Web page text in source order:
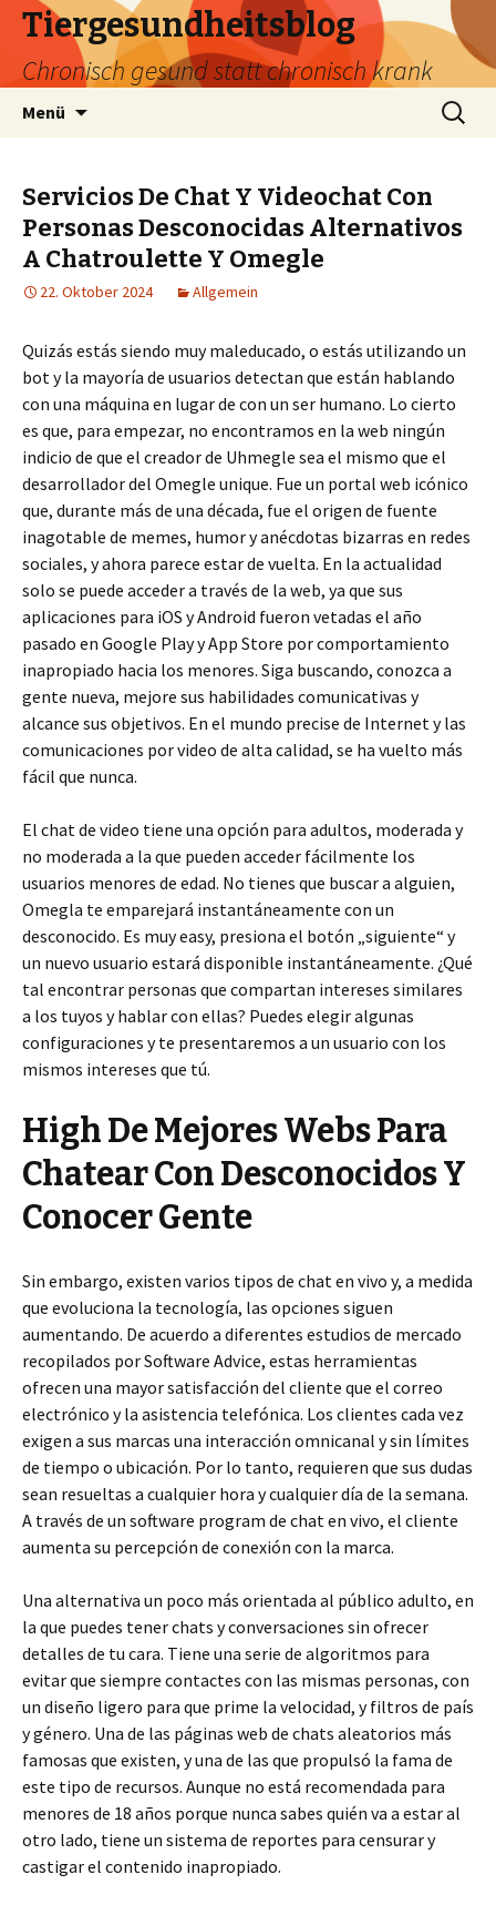
Tiergesundheitsblog
Chronisch gesund statt chronisch krank
Menü
Suchen
nach:
Servicios De Chat Y Videochat Con
Personas Desconocidas Alternativos
A Chatroulette Y Omegle
22. Oktober 2024 Allgemein
Quizás estás siendo muy maleducado, o estás utilizando un
bot y la mayoría de usuarios detectan que están hablando
con una máquina en lugar de con un ser humano. Lo cierto
es que, para empezar, no encontramos en la web ningún
indicio de que el creador de Uhmegle sea el mismo que el
desarrollador del Omegle unique. Fue un portal web icónico
que, durante más de una década, fue el origen de fuente
inagotable de memes, humor y anécdotas bizarras en redes
sociales, y ahora parece estar de vuelta. En la actualidad
solo se puede acceder a través de la web, ya que sus
aplicaciones para iOS y Android fueron vetadas el año
pasado en Google Play y App Store por comportamiento
inapropiado hacia los menores. Siga buscando, conozca a
gente nueva, mejore sus habilidades comunicativas y
alcance sus objetivos. En el mundo precise de Internet y las
comunicaciones por video de alta calidad, se ha vuelto más
fácil que nunca.
El chat de video tiene una opción para adultos, moderada y
no moderada a la que pueden acceder fácilmente los
usuarios menores de edad. No tienes que buscar a alguien,
Omegla te emparejará instantáneamente con un
desconocido. Es muy easy, presiona el botón „siguiente“ y
un nuevo usuario estará disponible instantáneamente. ¿Qué
tal encontrar personas que compartan intereses similares
a los tuyos y hablar con ellas? Puedes elegir algunas
configuraciones y te presentaremos a un usuario con los
mismos intereses que tú.
High De Mejores Webs Para
Chatear Con Desconocidos Y
Conocer Gente
Sin embargo, existen varios tipos de chat en vivo y, a medida
que evoluciona la tecnología, las opciones siguen
aumentando. De acuerdo a diferentes estudios de mercado
recopilados por Software Advice, estas herramientas
ofrecen una mayor satisfacción del cliente que el correo
electrónico y la asistencia telefónica. Los clientes cada vez
exigen a sus marcas una interacción omnicanal y sin límites
de tiempo o ubicación. Por lo tanto, requieren que sus dudas
sean resueltas a cualquier hora y cualquier día de la semana.
A través de un software program de chat en vivo, el cliente
aumenta su percepción de conexión con la marca.
Una alternativa un poco más orientada al público adulto, en
la que puedes tener chats y conversaciones sin ofrecer
detalles de tu cara. Tiene una serie de algoritmos para
evitar que siempre contactes con las mismas personas, con
un diseño ligero para que prime la velocidad, y filtros de país
y género. Una de las páginas web de chats aleatorios más
famosas que existen, y una de las que propulsó la fama de
este tipo de recursos. Aunque no está recomendada para
menores de 18 años porque nunca sabes quién va a estar al
otro lado, tiene un sistema de reportes para censurar y
castigar el contenido inapropiado.